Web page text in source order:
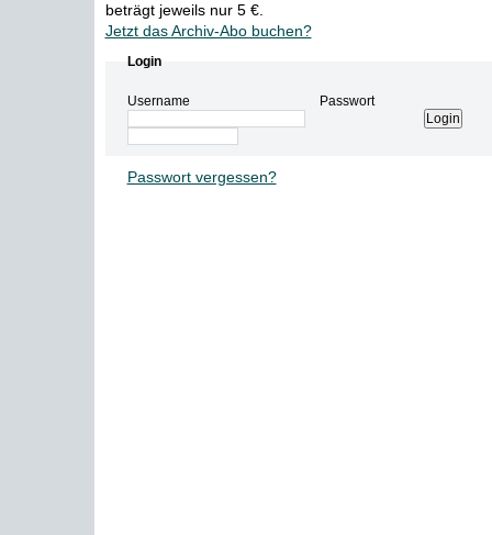
beträgt jeweils nur 5 €.
Jetzt das Archiv-Abo buchen?
Login
Username Passwort
Passwort vergessen?